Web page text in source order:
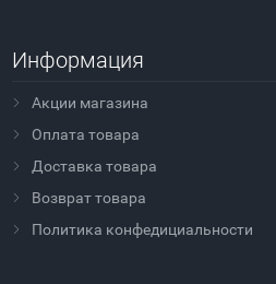
Информация
Акции магазина
Оплата товара
Доставка товара
Возврат товара
Политика конфедициальности